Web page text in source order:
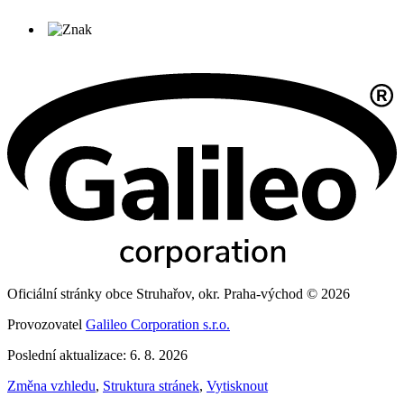
Oficiální stránky obce Struhařov, okr. Praha-východ © 2026
Provozovatel Galileo Corporation s.r.o.
Poslední aktualizace: 6. 8. 2026
Změna vzhledu, Struktura stránek, Vytisknout